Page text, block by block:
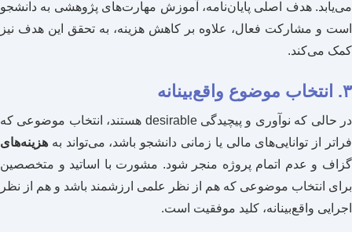
می‌یابد. هدف اصلی پایان‌نامه، آموزش مهارت‌های پژوهشی به دانشجو
است و مشارکت فعال، علاوه بر کاهش هزینه، به تحقق این هدف نیز
کمک می‌کند.
۳. انتخاب موضوع واقع‌بینانه
در حالی که نوآوری و پیچیدگی desirable هستند، انتخاب موضوعی که
فراتر از توانایی‌های مالی یا زمانی دانشجو باشد، می‌تواند به هزینه‌های
گزاف و عدم اتمام پروژه منجر شود. مشورت با اساتید و متخصصین
برای انتخاب موضوعی که هم از نظر علمی ارزشمند باشد و هم از نظر
اجرایی واقع‌بینانه، کلید موفقیت است.